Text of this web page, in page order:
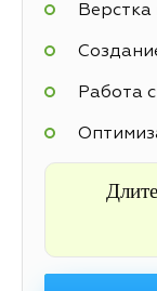
Верстка
Работа